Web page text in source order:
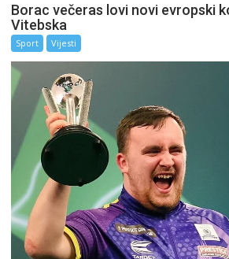
Borac večeras lovi novi evropski
Vitebska
Sport Vijesti